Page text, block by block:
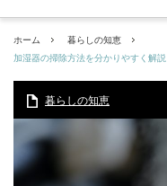
ホーム
暮らしの知恵
加湿器の掃除方法を分かりやすく解説
暮らしの知恵